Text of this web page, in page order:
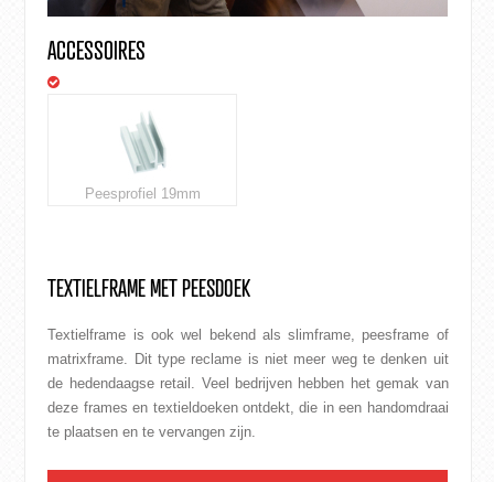
ACCESSOIRES
Peesprofiel 19mm
TEXTIELFRAME MET PEESDOEK
Textielframe is ook wel bekend als slimframe, peesframe of
matrixframe. Dit type reclame is niet meer weg te denken uit
de hedendaagse retail . Veel bedrijven hebben het gemak van
deze frames en textieldoeken ontdekt, die in een handomdraai
te plaatsen en te vervangen zijn.